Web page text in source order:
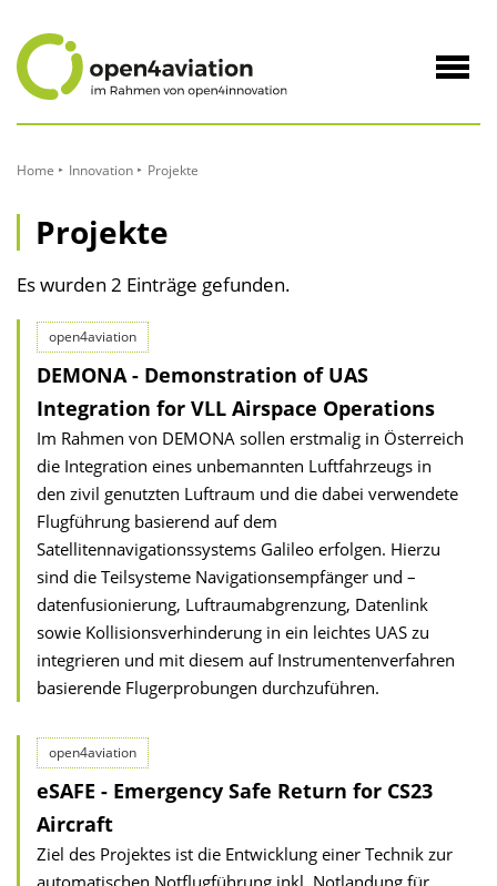
Inhalt
Home Innovation Projekte
Projekte
Es wurden 2 Einträge gefunden.
open4aviation
DEMONA - Demonstration of UAS
Integration for VLL Airspace Operations
Im Rahmen von DEMONA sollen erstmalig in Österreich
die Integration eines unbemannten Luftfahrzeugs in
den zivil genutzten Luftraum und die dabei verwendete
Flugführung basierend auf dem
Satellitennavigationssystems Galileo erfolgen. Hierzu
sind die Teilsysteme Navigationsempfänger und –
datenfusionierung, Luftraumabgrenzung, Datenlink
sowie Kollisionsverhinderung in ein leichtes UAS zu
integrieren und mit diesem auf Instrumentenverfahren
basierende Flugerprobungen durchzuführen.
open4aviation
eSAFE - Emergency Safe Return for CS23
Aircraft
Ziel des Projektes ist die Entwicklung einer Technik zur
automatischen Notflugführung inkl. Notlandung für